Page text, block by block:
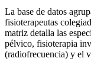
La base de datos
fisioterapeutas
matriz detalla las
pélvico, fisioterapia
(radiofrecuencia) y el